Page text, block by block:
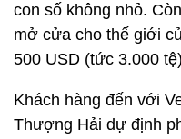
con số không nhỏ.
mở cửa cho thế giới
500 USD (tức 3.000
Khách hàng đến với
Thượng Hải dự định